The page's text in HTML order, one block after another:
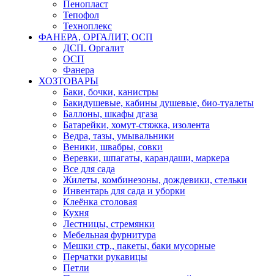
Пенопласт
Тепофол
Техноплекс
ФАНЕРА, ОРГАЛИТ, ОСП
ДСП. Оргалит
ОСП
Фанера
ХОЗТОВАРЫ
Баки, бочки, канистры
Бакидушевые, кабины душевые, био-туалеты
Баллоны, шкафы дгаза
Батарейки, хомут-стяжка, изолента
Ведра, тазы, умывальники
Веники, швабры, совки
Веревки, шпагаты, карандаши, маркера
Все для сада
Жилеты, комбинезоны, дождевики, стельки
Инвентарь для сада и уборки
Клеёнка столовая
Кухня
Лестницы, стремянки
Мебельная фурнитура
Мешки стр., пакеты, баки мусорные
Перчатки рукавицы
Петли